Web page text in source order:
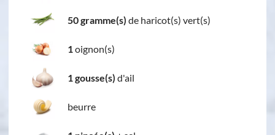
50 gramme(s) de haricot(s) vert(s)
1oignon(s)
1 gousse(s) d'ail
beurre